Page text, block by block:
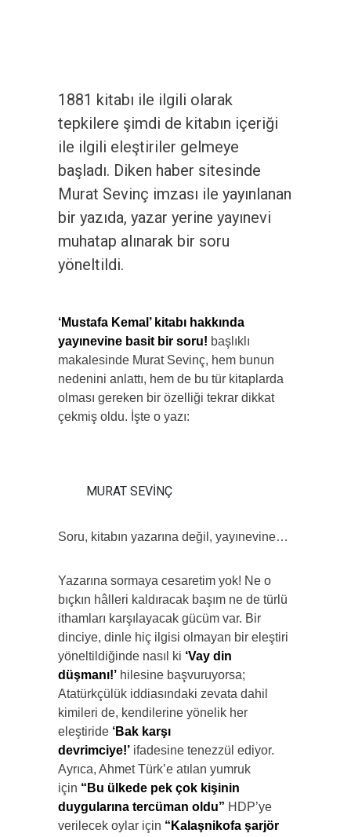
1881 kitabı ile ilgili olarak
tepkilere şimdi de kitabın içeriği
ile ilgili eleştiriler gelmeye
başladı. Diken haber sitesinde
Murat Sevinç imzası ile yayınlanan
bir yazıda, yazar yerine yayınevi
muhatap alınarak bir soru
yöneltildi.
‘Mustafa Kemal’ kitabı hakkında
yayınevine basit bir soru! başlıklı
makalesinde Murat Sevinç, hem bunun
nedenini anlattı, hem de bu tür kitaplarda
olması gereken bir özelliği tekrar dikkat
çekmiş oldu. İşte o yazı:
MURAT SEVİNÇ
Soru, kitabın yazarına değil, yayınevine…
Yazarına sormaya cesaretim yok! Ne o
bıçkın hâlleri kaldıracak başım ne de türlü
ithamları karşılayacak gücüm var. Bir
dinciye, dinle hiç ilgisi olmayan bir eleştiri
yöneltildiğinde nasıl ki ‘Vay din
düşmanı!’ hilesine başvuruyorsa;
Atatürkçülük iddiasındaki zevata dahil
kimileri de, kendilerine yönelik her
eleştiride ‘Bak karşı
devrimciye!’ ifadesine tenezzül ediyor.
Ayrıca, Ahmet Türk’e atılan yumruk
için “Bu ülkede pek çok kişinin
duygularına tercüman oldu” HDP’ye
verilecek oylar için “Kalaşnikofa şarjör